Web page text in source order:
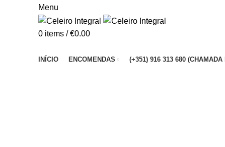
Menu
0 items / €0.00
INÍCIO ENCOMENDAS (+351) 916 313 680